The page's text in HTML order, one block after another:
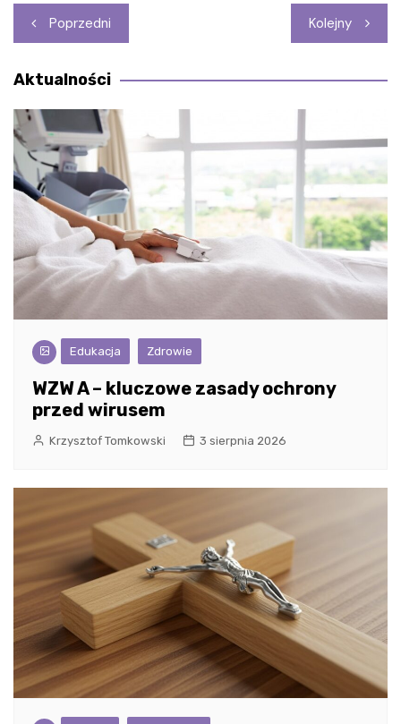
Nawigacja
wpisu
Poprzedni Kolejny
Aktualności
Edukacja Zdrowie
WZW A – kluczowe zasady ochrony
przed wirusem
Krzysztof Tomkowski 3 sierpnia 2026